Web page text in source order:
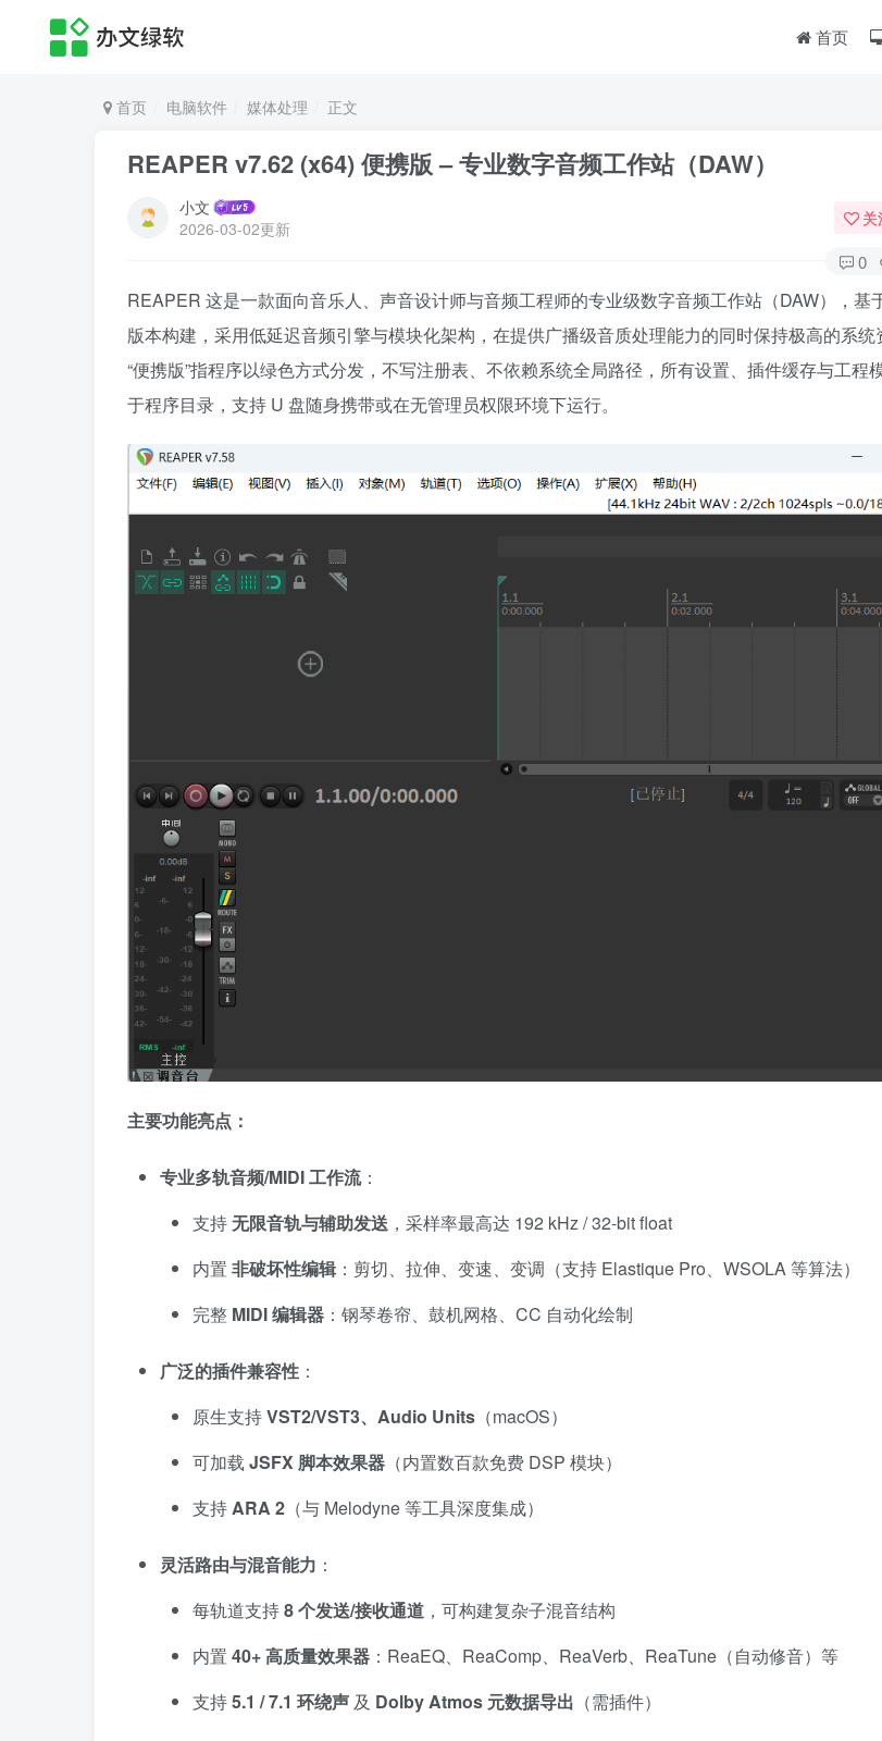
首页
首页 电脑软件 媒体处理 正文
REAPER v7.62 (x64) 便携版 – 专业数字音频工作站（DAW）
小文
2026-03-02更新
关
0
REAPER 这是一款面向音乐人、声音设计师与音频工程师的专业级数字音频工作站（DAW），基
版本构建，采用低延迟音频引擎与模块化架构，在提供广播级音质处理能力的同时保持极高的系统
“便携版”指程序以绿色方式分发，不写注册表、不依赖系统全局路径，所有设置、插件缓存与工程
于程序目录，支持 U 盘随身携带或在无管理员权限环境下运行。
主要功能亮点：
专业多轨音频/MIDI 工作流：
支持无限音轨与辅助发送 ，采样率最高达 192 kHz / 32-bit float
内置 非破坏性编辑：剪切、拉伸、变速、变调（支持 Elastique Pro、WSOLA 等算法）
完整 MIDI 编辑器 ：钢琴卷帘、鼓机网格、CC 自动化绘制
广泛的插件兼容性 ：
原生支持VST2/VST3、Audio Units （macOS）
可加载 JSFX 脚本效果器 （内置数百款免费 DSP 模块）
支持ARA 2 （与 Melodyne 等工具深度集成）
灵活路由与混音能力 ：
每轨道支持8 个发送/接收通道 ，可构建复杂子混音结构
内置 40+ 高质量效果器 ：ReaEQ、ReaComp、ReaVerb、ReaTune（自动修音）等
支持5.1 / 7.1 环绕声 及 Dolby Atmos 元数据导出 （需插件）